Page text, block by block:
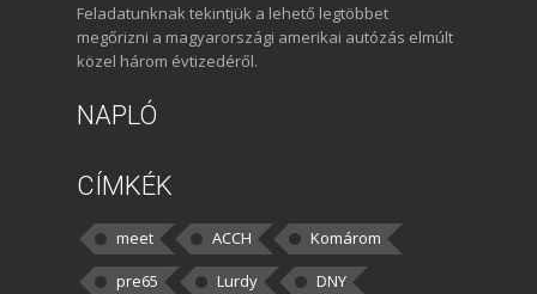
Feladatunknak tekintjük a lehető legtöbbet
megőrizni a magyarországi amerikai autózás elmúlt
közel három évtizedéről.
NAPLÓ
CÍMKÉK
meet ACCH
Komárom
pre65
Lurdy DNY